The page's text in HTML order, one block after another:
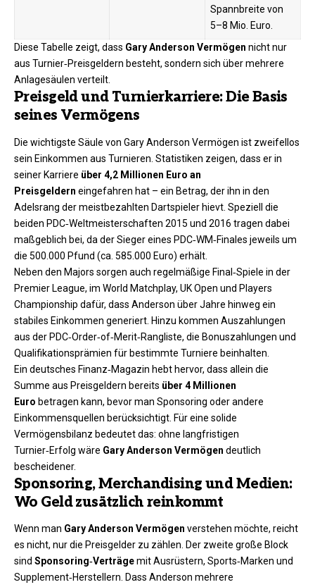
Spannbreite von
5–8 Mio. Euro.
Diese Tabelle zeigt, dass Gary Anderson Vermögen nicht nur
aus Turnier‑Preisgeldern besteht, sondern sich über mehrere
Anlagesäulen verteilt.
Preisgeld und Turnierkarriere: Die Basis
seines Vermögens
Die wichtigste Säule von Gary Anderson Vermögen ist zweifellos
sein Einkommen aus Turnieren. Statistiken zeigen, dass er in
seiner Karriere über 4,2 Millionen Euro an
Preisgeldern eingefahren hat – ein Betrag, der ihn in den
Adelsrang der meistbezahlten Dartspieler hievt. Speziell die
beiden PDC‑Weltmeisterschaften 2015 und 2016 tragen dabei
maßgeblich bei, da der Sieger eines PDC‑WM‑Finales jeweils um
die 500.000 Pfund (ca. 585.000 Euro) erhält.
Neben den Majors sorgen auch regelmäßige Final‑Spiele in der
Premier League, im World Matchplay, UK Open und Players
Championship dafür, dass Anderson über Jahre hinweg ein
stabiles Einkommen generiert. Hinzu kommen Auszahlungen
aus der PDC‑Order‑of‑Merit‑Rangliste, die Bonuszahlungen und
Qualifikationsprämien für bestimmte Turniere beinhalten.
Ein deutsches Finanz‑Magazin hebt hervor, dass allein die
Summe aus Preisgeldern bereits über 4 Millionen
Euro betragen kann, bevor man Sponsoring oder andere
Einkommensquellen berücksichtigt. Für eine solide
Vermögensbilanz bedeutet das: ohne langfristigen
Turnier‑Erfolg wäre Gary Anderson Vermögen deutlich
bescheidener.
Sponsoring, Merchandising und Medien:
Wo Geld zusätzlich reinkommt
Wenn man Gary Anderson Vermögen verstehen möchte, reicht
es nicht, nur die Preisgelder zu zählen. Der zweite große Block
sind Sponsoring‑Verträgemit Ausrüstern, Sports‑Marken und
Supplement‑Herstellern. Dass Anderson mehrere